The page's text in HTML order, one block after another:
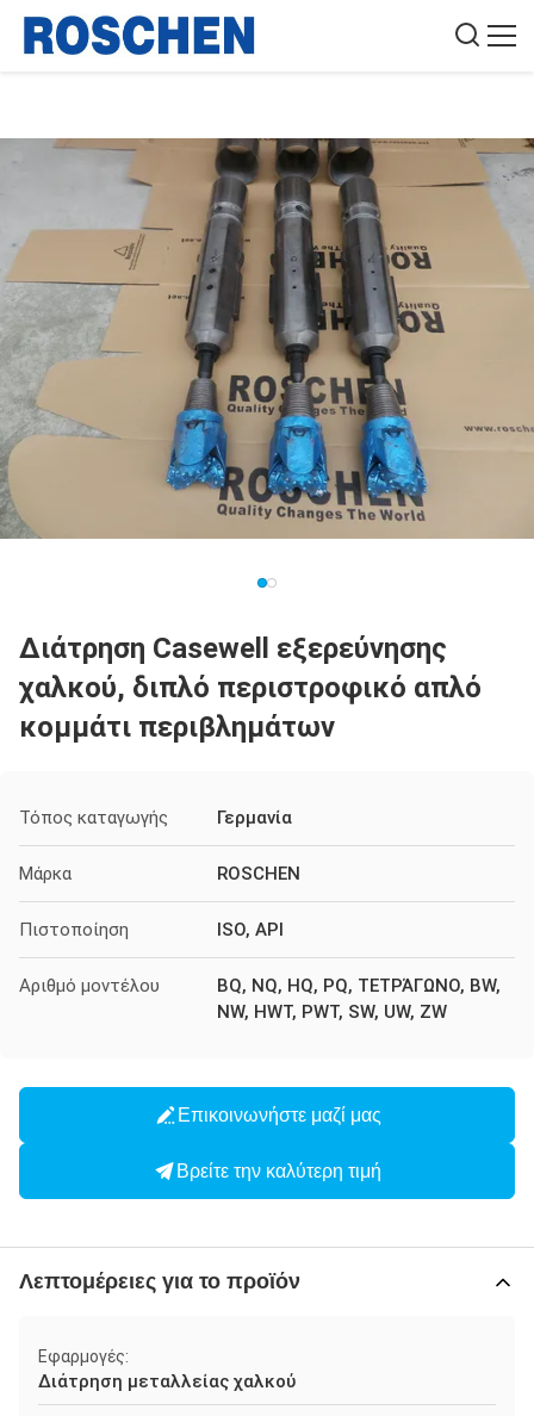
Διάτρηση Casewell εξερεύνησης
χαλκού, διπλό περιστροφικό απλό
κομμάτι περιβλημάτων
Τόπος καταγωγής Γερμανία
Μάρκα ROSCHEN
Πιστοποίηση ISO, API
Αριθμό μοντέλου
BQ, NQ, HQ, PQ, ΤΕΤΡΆΓΩΝΟ, BW,
NW, HWT, PWT, SW, UW, ZW
Επικοινωνήστε μαζί μας
Βρείτε την καλύτερη τιμή
Λεπτομέρειες για το προϊόν
Εφαρμογές:
Διάτρηση μεταλλείας χαλκού